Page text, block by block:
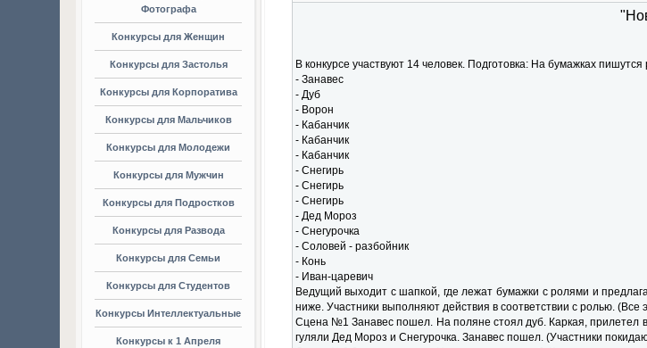
Фотографа
Конкурсы для Женщин
Конкурсы для Застолья
Конкурсы для Корпоратива
Конкурсы для Мальчиков
Конкурсы для Молодежи
Конкурсы для Мужчин
Конкурсы для Подростков
Конкурсы для Развода
Конкурсы для Семьи
Конкурсы для Студентов
Конкурсы Интеллектуальные
Конкурсы к 1 Апреля
В конкурсе участвуют 14 человек. Подготовка: На бумажках пишутся
- Занавес
- Дуб
- Ворон
- Кабанчик
- Кабанчик
- Кабанчик
- Снегирь
- Снегирь
- Снегирь
- Дед Мороз
- Снегурочка
- Соловей - разбойник
- Конь
- Иван-царевич
Ведущий выходит с шапкой, где лежат бумажки с ролями и
ниже. Участники выполняют действия в соответствии с ролью. (Все
Сцена №1 Занавес пошел. На поляне стоял дуб. Каркая, прилетел
гуляли Дед Мороз и Снегурочка. Занавес пошел. (Участники